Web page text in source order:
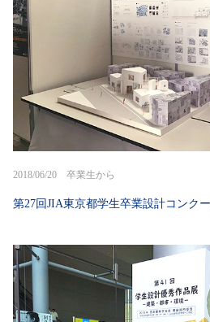
2018/06/20 卒業生から
第27回JIA東京都学生卒業設計コンク